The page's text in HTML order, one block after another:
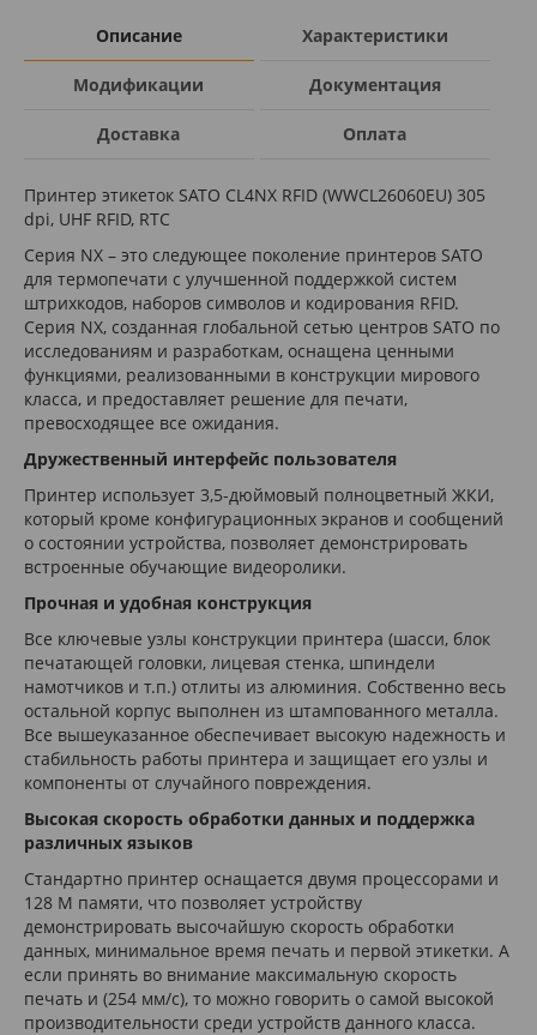
Описание Характеристики
Модификации Документация
Доставка Оплата
Принтер этикеток SATO CL4NX RFID (WWCL26060EU) 305
dpi, UHF RFID, RTC
Серия NX – это следующее поколение принтеров SATO
для термопечати с улучшенной поддержкой систем
штрихкодов, наборов символов и кодирования RFID.
Серия NX, созданная глобальной сетью центров SATO по
исследованиям и разработкам, оснащена ценными
функциями, реализованными в конструкции мирового
класса, и предоставляет решение для печати,
превосходящее все ожидания.
Дружественный интерфейс пользователя
Принтер использует 3,5-дюймовый полноцветный ЖКИ,
который кроме конфигурационных экранов и сообщений
о состоянии устройства, позволяет демонстрировать
встроенные обучающие видеоролики.
Прочная и удобная конструкция
Все ключевые узлы конструкции принтера (шасси, блок
печатающей головки, лицевая стенка, шпиндели
намотчиков и т.п.) отлиты из алюминия. Собственно весь
остальной корпус выполнен из штампованного металла.
Все вышеуказанное обеспечивает высокую надежность и
стабильность работы принтера и защищает его узлы и
компоненты от случайного повреждения.
Высокая скорость обработки данных и поддержка
различных языков
Стандартно принтер оснащается двумя процессорами и
128 М памяти, что позволяет устройству
демонстрировать высочайшую скорость обработки
данных, минимальное время печать и первой этикетки. А
если принять во внимание максимальную скорость
печать и (254 мм/с), то можно говорить о самой высокой
производительности среди устройств данного класса.